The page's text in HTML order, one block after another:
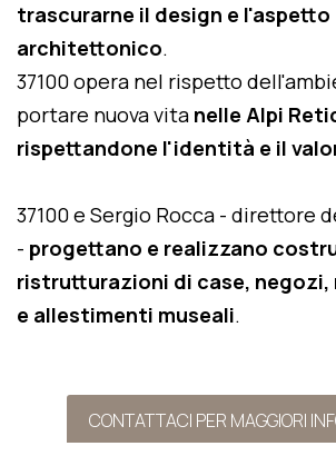
trascurarne il design e l'aspetto
architettonico.
37100 opera nel rispetto
portare nuova vita nelle Alpi
rispettandone l'identità e il
37100 e Sergio Rocca - direttore
- progettano e realizzano
ristrutturazioni di case,
e allestimenti museali.
CONTATTACI PER MAGGIORI